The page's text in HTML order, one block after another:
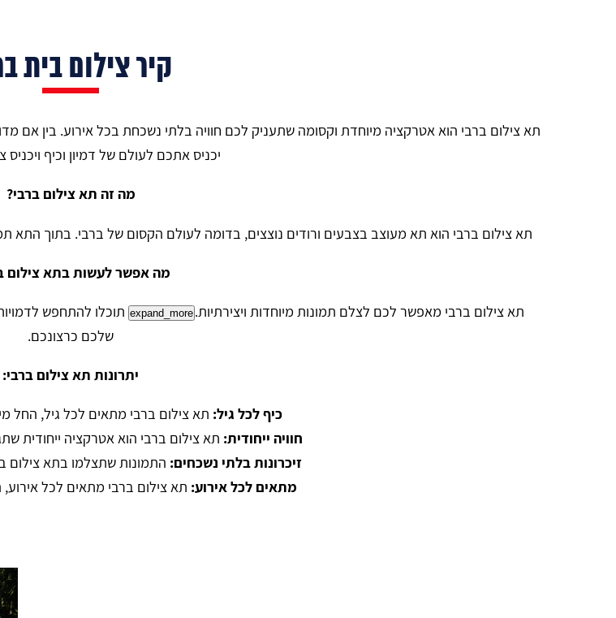
קיר צילום בית
תא צילום ברבי הוא אטרקציה מיוחדת וקסומה שתעניק לכם חוויה בלתי נשכחת בכל אירוע. בין אם
יכניס אתכם לעולם של דמיון וכיף
מה זה תא צילום ברבי?
תא צילום ברבי הוא תא מעוצב בצבעים ורודים נוצצים, בדומה לעולם הקסום של ברבי. בתוך התא
מה אפשר לעשות בתא צילום
תא צילום ברבי מאפשר לכם לצלם תמונות מיוחדות ויצירתיות. expand_more תוכלו להתחפש
שלכם כרצונכם.
יתרונות תא צילום ברבי:
כיף לכל גיל: תא צילום ברבי מתאים לכל גיל, החל
חוויה ייחודית: תא צילום ברבי הוא אטרקציה ייחודית
זיכרונות בלתי נשכחים: התמונות שתצלמו בתא צילום
מתאים לכל אירוע: תא צילום ברבי מתאים לכל